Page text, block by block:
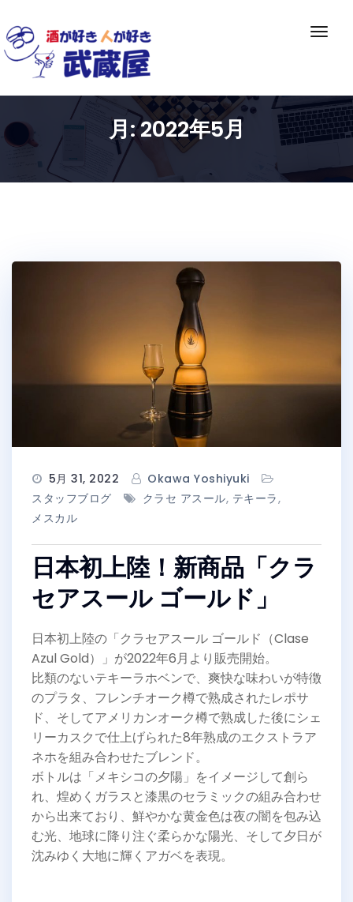
to
content
ナ
ー
シ
ョ
切
り
月:2022年5月
5月 31, 2022
Okawa Yoshiyuki
スタッフブログ
クラセ アスール, テキーラ,
メスカル
日本初上陸！新商品「クラ
セアスール ゴールド」
日本初上陸の「クラセアスール ゴールド（Clase
Azul Gold）」が2022年6月より販売開始。
比類のないテキーラホベンで、爽快な味わいが特徴
のプラタ、フレンチオーク樽で熟成されたレポサ
ド、そしてアメリカンオーク樽で熟成した後にシェ
リーカスクで仕上げられた8年熟成のエクストラア
ネホを組み合わせたブレンド。
ボトルは「メキシコの夕陽」をイメージして創ら
れ、煌めくガラスと漆黒のセラミックの組み合わせ
から出来ており、鮮やかな黄金色は夜の闇を包み込
む光、地球に降り注ぐ柔らかな陽光、そして夕日が
沈みゆく大地に輝くアガベを表現。